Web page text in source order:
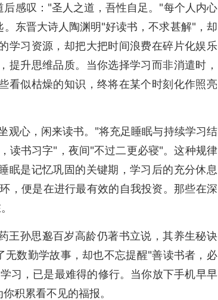
感叹："圣人之道，吾性自足。"每个人内心
东晋大诗人陶渊明"好读书，不求甚解"，却
学习资源，却把大把时间浪费在碎片化娱乐
提升思维品质。当你选择学习而非消遣时，
看似枯燥的知识，终将在某个时刻化作照亮
观心，闲来读书。"将充足睡眠与持续学习结
读书习字"，夜间"不过二更必寝"。这种规律
眠是记忆巩固的关键期，学习后的充分休息
，便是在进行最有效的自我投资。那些在深
王孙思邈百岁高龄仍著书立说，其养生秘诀
数勤学故事，却也不忘提醒"善读书者，必
习，已是最难得的修行。当你放下手机早早
积累看不见的福报。